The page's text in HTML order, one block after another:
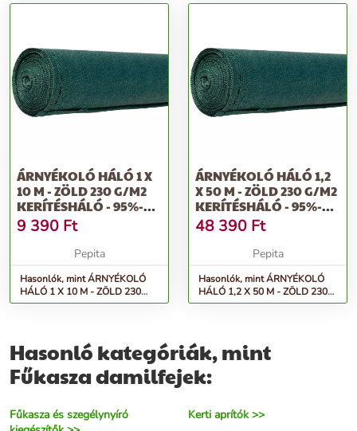
ÁRNYÉKOLÓ HÁLÓ 1 X
10 M - ZÖLD 230 G/M2
KERÍTÉSHÁLÓ - 95%-OS
FÉNY...
9 390 Ft
Pepita
Hasonlók, mint ÁRNYÉKOLÓ
HÁLÓ 1 X 10 M - ZÖLD 230
G/M2 KERÍTÉSHÁLÓ - 95%-os
ÁRNYÉKOLÓ HÁLÓ 1,2
X 50 M - ZÖLD 230 G/M2
KERÍTÉSHÁLÓ - 95%-OS
FÉ...
48 390 Ft
Pepita
Hasonlók, mint ÁRNYÉKOLÓ
HÁLÓ 1,2 X 50 M - ZÖLD 230
G/M2 KERÍTÉSHÁLÓ - 95%-os
Hasonló kategóriák, mint
Fűkasza damilfejek:
Fűkasza és szegélynyíró
Kerti aprítók >>